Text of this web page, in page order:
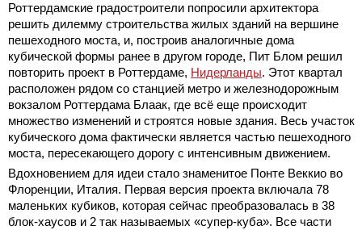
Роттердамские градостроители попросили архитектора
решить дилемму строительства жилых зданий на вершине
пешеходного моста, и, построив аналогичные дома
кубической формы ранее в другом городе, Пит Блом решил
повторить проект в Роттердаме, Нидерланды. Этот квартал
расположен рядом со станцией метро и железнодорожным
вокзалом Роттердама Блаак, где всё еще происходит
множество изменений и строятся новые здания. Весь участок
кубического дома фактически является частью пешеходного
моста, пересекающего дорогу с интенсивным движением.
Вдохновением для идеи стало знаменитое Понте Веккио во
Флоренции, Италия. Первая версия проекта включала 78
маленьких кубиков, которая сейчас преобразовалась в 38
блок-хаусов и 2 так называемых «супер-куба». Все части